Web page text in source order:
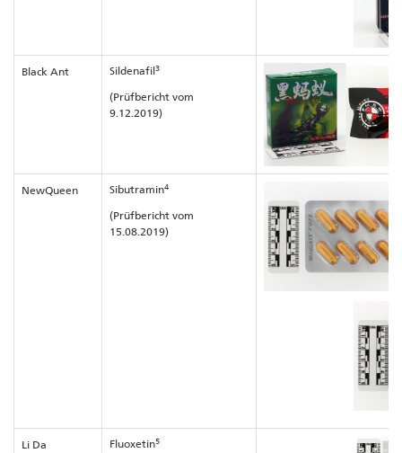
Black Ant Sildenafil3
(Prüfbericht vom
9.12.2019)
NewQueen Sibutramin4
(Prüfbericht vom
15.08.2019)
Li Da Fluoxetin5